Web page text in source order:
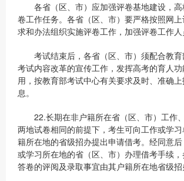
各省（区、市）应加强评卷基地建设，高
卷工作任务。各省（区、市）要严格按照网
求和办法组织实施评卷工作，加强评卷工作人
考试结束后，各省（区、市）须配合教育
考试内容改革的宣传工作，发挥高考的育人
用，按教育部考试中心有关要求及时、准确
息。
22.长期在非户籍所在省（区、市）工作
两地试卷相同的前提下，考生可向工作或学
籍所在地的省级招办提出申请借考。经同意
或学习所在地的省（区、市）办理借考手续
答卷的评阅及录取事宜由其户籍所在地省级招